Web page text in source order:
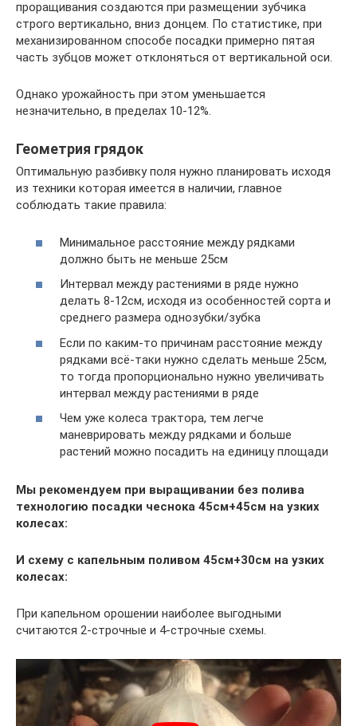
проращивания создаются при размещении зубчика
строго вертикально, вниз донцем. По статистике, при
механизированном способе посадки примерно пятая
часть зубцов может отклоняться от вертикальной оси.
Однако урожайность при этом уменьшается
незначительно, в пределах 10-12%.
Геометрия грядок
Оптимальную разбивку поля нужно планировать исходя
из техники которая имеется в наличии, главное
соблюдать такие правила:
Минимальное расстояние между рядками
должно быть не меньше 25см
Интервал между растениями в ряде нужно
делать 8-12см, исходя из особенностей сорта и
среднего размера однозубки/зубка
Если по каким-то причинам расстояние между
рядками всё-таки нужно сделать меньше 25см,
то тогда пропорционально нужно увеличивать
интервал между растениями в ряде
Чем уже колеса трактора, тем легче
маневрировать между рядками и больше
растений можно посадить на единицу площади
Мы рекомендуем при выращивании без полива
технологию посадки чеснока 45см+45см на узких
колесах:
И схему с капельным поливом 45см+30см на узких
колесах:
При капельном орошении наиболее выгодными
считаются 2-строчные и 4-строчные схемы.